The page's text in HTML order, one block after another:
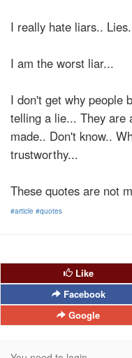
I really hate liars..
I am the worst liar...
I don't get why people
telling a lie... They are
made.. Don't know..
trustworthy...
These quotes are not
#article #quotes
Like
Facebook
Google